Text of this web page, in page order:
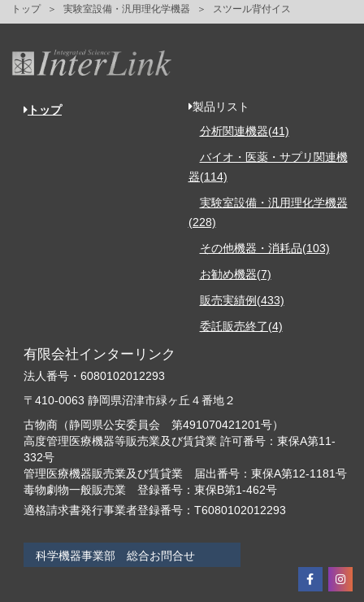
トップ 実験室設備・汎用理化学機器 スツール背付イス
トップ
製品リスト
分析関連機器(41)
バイオ・医薬・サプリ関連機
器(114)
実験室設備・汎用理化学機器
(228)
その他機器・消耗品(103)
お勧め機器(7)
販売実績例(433)
委託販売終了(4)
有限会社インターリンク
法人番号・6080102012293
〒410-0063 静岡県沼津市緑ヶ丘４番地２
古物商（静岡県公安委員会 第491070421201号）
高度管理医療機器等販売業及び賃貸業 許可番号：東保A第11-
332号
管理医療機器販売業及び賃貸業 届出番号：東保A第12-1181号
毒物劇物一般販売業 登録番号：東保B第1-462号
適格請求書発行事業者登録番号：T6080102012293
科学機器事業部 総合お問合せ